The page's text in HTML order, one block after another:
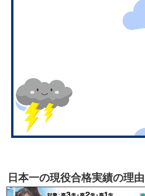
日本一の現役合格実績の理